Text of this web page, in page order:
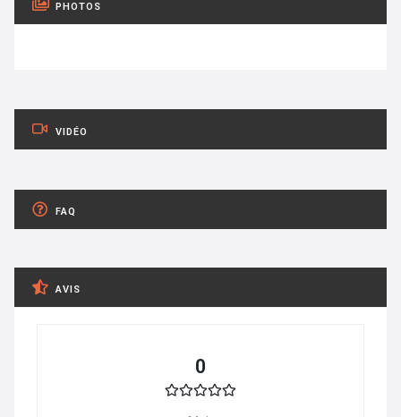
PHOTOS
VIDÉO
FAQ
AVIS
0